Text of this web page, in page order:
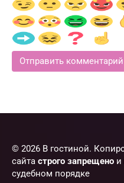
© 2026 В гостиной.
сайта строго запрещено и
судебном порядке